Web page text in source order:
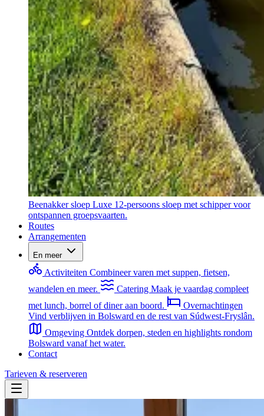
Beenakker sloep Luxe 12-persoons sloep met schipper voor
ontspannen groepsvaarten.
Routes
Arrangementen
En meer
Activiteiten Combineer varen met suppen, fietsen,
wandelen en meer.
Catering Maak je vaardag compleet
met lunch, borrel of diner aan boord.
Overnachtingen
Vind verblijven in Bolsward en de rest van Súdwest-Fryslân.
Omgeving Ontdek dorpen, steden en highlights rondom
Bolsward vanaf het water.
Contact
Tarieven & reserveren